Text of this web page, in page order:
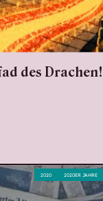
des Drachen!
2020ER JAHRE
2020